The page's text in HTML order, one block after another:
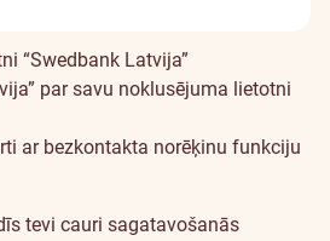
“Swedbank Latvija”
par savu noklusējuma lietotni
ar bezkontakta norēķinu funkciju
tevi cauri sagatavošanās